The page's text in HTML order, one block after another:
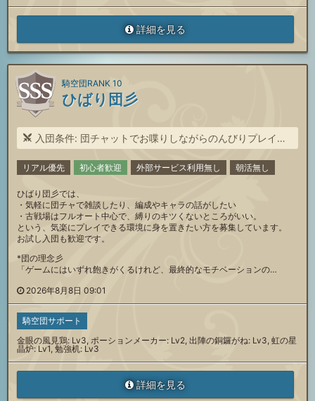
詳細を見る
ひばり団彡
騎空団RANK 10
入団条件: 団チャットでお喋りしながらのんびりプレイしたい方
リアル優先 初心者歓迎 外部サービス利用無し 朝活無し
ひばり団彡では、
・気軽に団チャで雑談したり、編成やキャラの話がしたい
・古戦場はフルオート中心で、縛りのキツくないところがいい。
という、気楽にプレイできる環境に身を置きたい方を募集しています。
お試し入団も歓迎です。
*団の理念彡
「ゲームにはいずれ飽きがくるけれど、最終的なモチベーションの…
2026年8月8日 09:01
騎空団サポート
金眼の風見鶏: Lv3, ポーションメーカー: Lv2, 出陣の銅鑼がね: Lv3, 虹の星
晶炉: Lv1, 勉強机: Lv3
詳細を見る